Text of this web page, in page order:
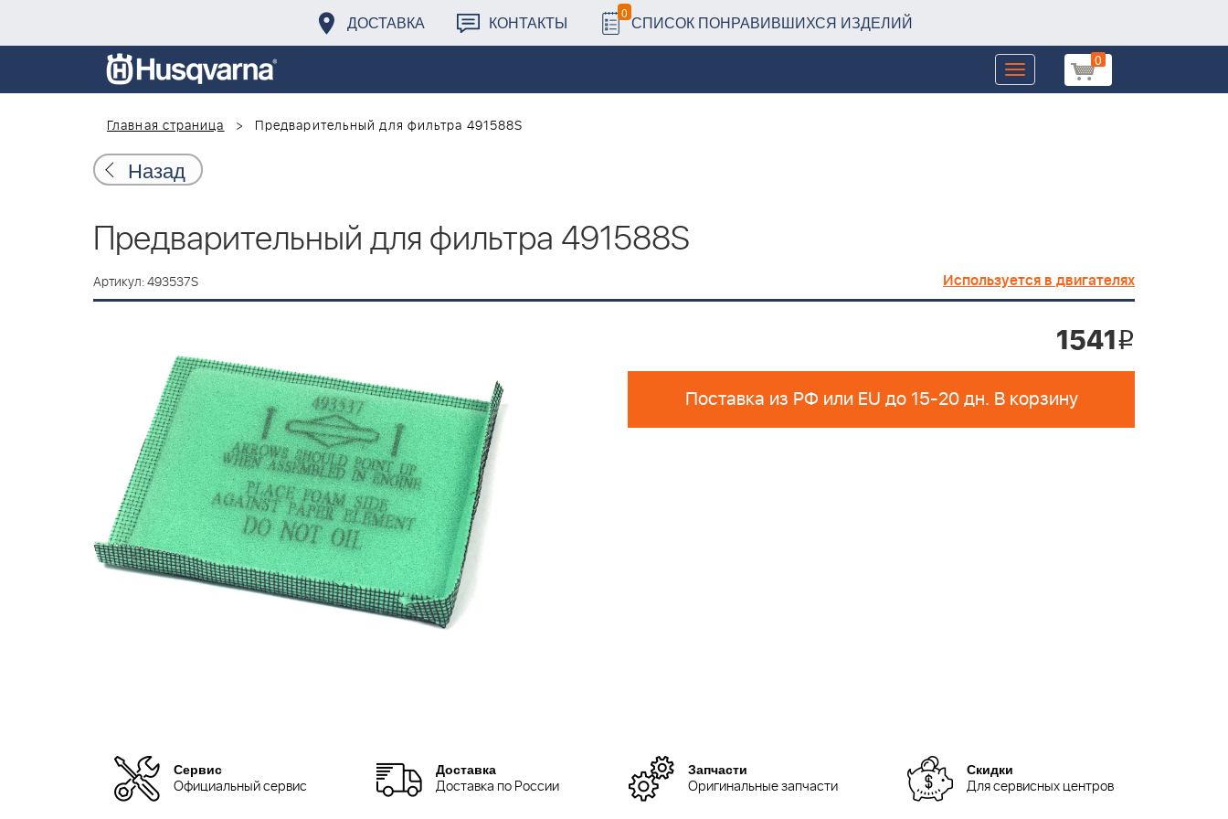
ДОСТАВКА КОНТАКТЫ 0 СПИСОК ПОНРАВИВШИХСЯ ИЗДЕЛИЙ
0
Toggle
navigation
Главная страница
Предварительный для фильтра 491588S
Назад
Предварительный для фильтра 491588S
Артикул: 493537S Используется в двигателях
1541i
Поставка из РФ или EU до 15-20 дн. В корзину
Сервис
Официальный сервис
Доставка
Доставка по России
Запчасти
Оригинальные запчасти
Скидки
Для сервисных центров